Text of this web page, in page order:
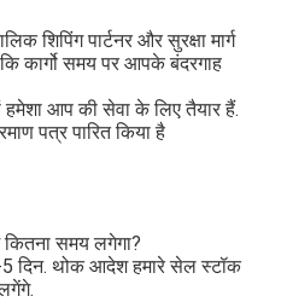
शिपिंग पार्टनर और सुरक्षा मार्ग
कार्गो समय पर आपके बंदरगाह
हमेशा आप की सेवा के लिए तैयार हैं.
पत्र पारित किया है
समय लगेगा?
5 दिन. थोक आदेश हमारे सेल स्टॉक